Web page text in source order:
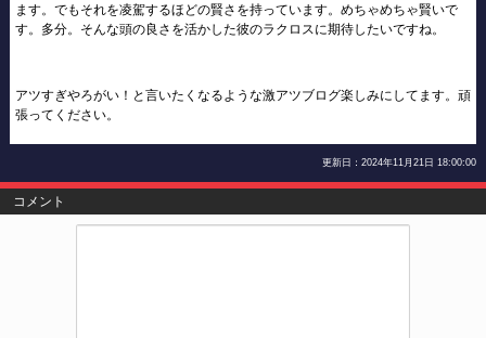
ます。でもそれを凌駕するほどの賢さを持っています。めちゃめちゃ賢いで
す。多分。そんな頭の良さを活かした彼のラクロスに期待したいですね。
アツすぎやろがい！と言いたくなるような激アツブログ楽しみにしてます。頑
張ってください。
更新日：2024年11月21日 18:00:00
コメント